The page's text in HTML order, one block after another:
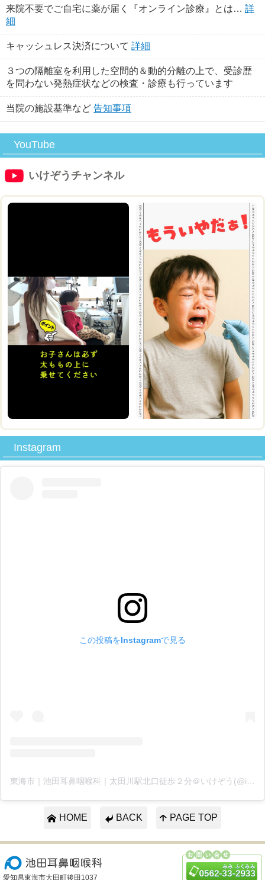
来院不要でご自宅に薬が届く『オンライン診療』とは… 詳
細
キャッシュレス決済について 詳細
３つの隔離室を利用した空間的＆動的分離の上で、受診歴
を問わない発熱症状などの検査・診療も行っています
当院の施設基準など 告知事項
YouTube
いけぞうチャンネル
Instagram
この投稿をInstagramで見る
HOME BACK PAGE TOP
愛知県東海市大田町後田1037